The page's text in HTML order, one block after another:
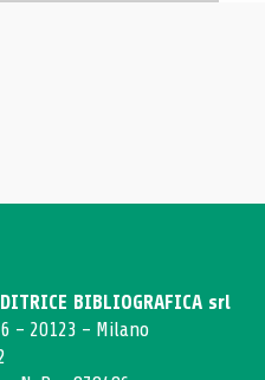
BIBLIOGRAFICA srl
6 - 20123 - Milano